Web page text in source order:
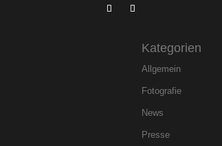
Kategorien
Allgemein
Fotografie
News
Presse